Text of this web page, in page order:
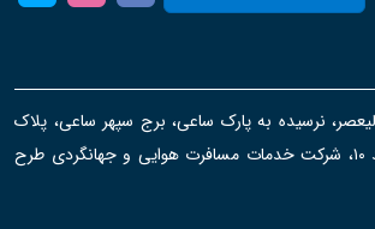
ولیعصر، نرسیده به پارک ساعی، برج سپهر ساعی، پلاک
۲۲۳۰، طبقه اول، واحد ۱۰، شرکت خدمات مسافرت هوایی و جهانگردی طرح